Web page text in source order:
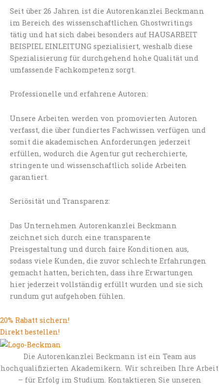
Seit über 26 Jahren ist die Autorenkanzlei Beckmann
im Bereich des wissenschaftlichen Ghostwritings
tätig und hat sich dabei besonders auf HAUSARBEIT
BEISPIEL EINLEITUNG spezialisiert, weshalb diese
Spezialisierung für durchgehend hohe Qualität und
umfassende Fachkompetenz sorgt.
Professionelle und erfahrene Autoren:
Unsere Arbeiten werden von promovierten Autoren
verfasst, die über fundiertes Fachwissen verfügen und
somit die akademischen Anforderungen jederzeit
erfüllen, wodurch die Agentur gut recherchierte,
stringente und wissenschaftlich solide Arbeiten
garantiert.
Seriösität und Transparenz:
Das Unternehmen Autorenkanzlei Beckmann
zeichnet sich durch eine transparente
Preisgestaltung und durch faire Konditionen aus,
sodass viele Kunden, die zuvor schlechte Erfahrungen
gemacht hatten, berichten, dass ihre Erwartungen
hier jederzeit vollständig erfüllt wurden und sie sich
rundum gut aufgehoben fühlen.
20% Rabatt sichern!
Direkt bestellen!
Die Autorenkanzlei Beckmann ist ein Team aus
hochqualifizierten Akademikern. Wir schreiben Ihre Arbeit
– für Erfolg im Studium. Kontaktieren Sie unseren